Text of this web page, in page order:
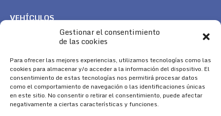
Gestionar el consentimiento
de las cookies
Para ofrecer las mejores experiencias, utilizamos tecnologías como las
cookies para almacenar y/o acceder a la información del dispositivo. El
consentimiento de estas tecnologías nos permitirá procesar datos
como el comportamiento de navegación o las identificaciones únicas
en este sitio. No consentir o retirar el consentimiento, puede afectar
negativamente a ciertas características y funciones.
VEHÍCULOS
TREK
SÍGUENOS
Encuéntranos en:
Facebook
YouTubeInstagram